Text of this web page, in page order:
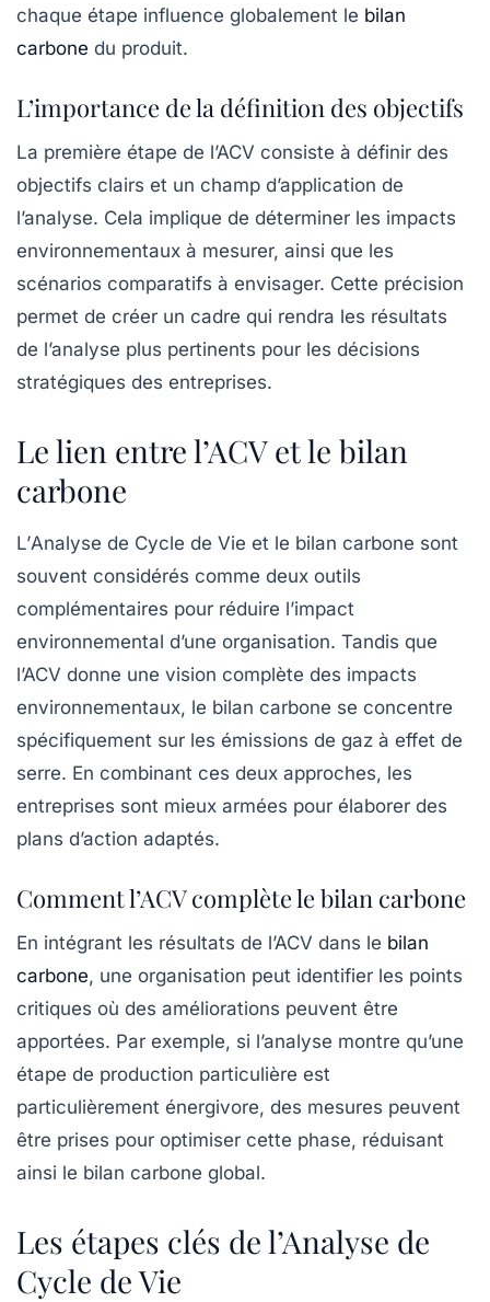
chaque étape influence globalement le bilan
carbone du produit.
L’importance de la définition des objectifs
La première étape de l’ACV consiste à définir des
objectifs clairs et un champ d’application de
l’analyse. Cela implique de déterminer les impacts
environnementaux à mesurer, ainsi que les
scénarios comparatifs à envisager. Cette précision
permet de créer un cadre qui rendra les résultats
de l’analyse plus pertinents pour les décisions
stratégiques des entreprises.
Le lien entre l’ACV et le bilan
carbone
L’Analyse de Cycle de Vie et le bilan carbone sont
souvent considérés comme deux outils
complémentaires pour réduire l’impact
environnemental d’une organisation. Tandis que
l’ACV donne une vision complète des impacts
environnementaux, le bilan carbone se concentre
spécifiquement sur les émissions de gaz à effet de
serre. En combinant ces deux approches, les
entreprises sont mieux armées pour élaborer des
plans d’action adaptés.
Comment l’ACV complète le bilan carbone
En intégrant les résultats de l’ACV dans le bilan
carbone, une organisation peut identifier les points
critiques où des améliorations peuvent être
apportées. Par exemple, si l’analyse montre qu’une
étape de production particulière est
particulièrement énergivore, des mesures peuvent
être prises pour optimiser cette phase, réduisant
ainsi le bilan carbone global.
Les étapes clés de l’Analyse de
Cycle de Vie